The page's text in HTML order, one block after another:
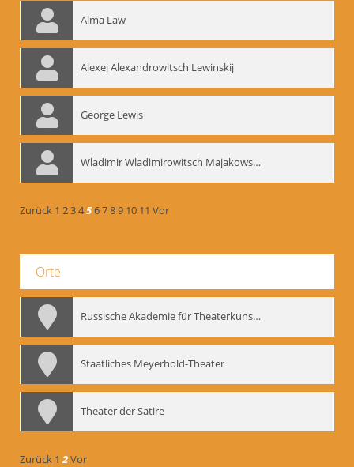
Alma Law
Alexej Alexandrowitsch Lewinskij
George Lewis
Wladimir Wladimirowitsch Majakowskij
Zurück 1 23456789 10 11 Vor
Orte
Russische Akademie für Theaterkunst – GITIS
Staatliches Meyerhold-Theater
Theater der Satire
Zurück 1 2Vor